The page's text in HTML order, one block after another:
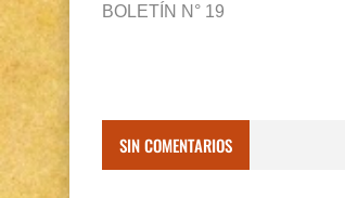
BOLETÍN N° 19
SIN COMENTARIOS